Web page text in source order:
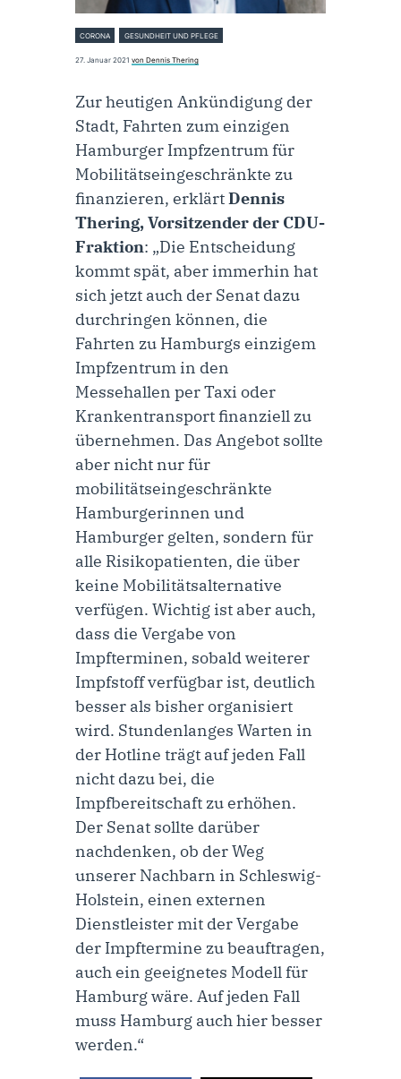
CORONA GESUNDHEIT UND PFLEGE
27. Januar 2021 von Dennis Thering
Zur heutigen Ankündigung der
Stadt, Fahrten zum einzigen
Hamburger Impfzentrum für
Mobilitätseingeschränkte zu
finanzieren, erklärtDennis
Thering, Vorsitzender der CDU-
Fraktion: „Die Entscheidung
kommt spät, aber immerhin hat
sich jetzt auch der Senat dazu
durchringen können, die
Fahrten zu Hamburgs einzigem
Impfzentrum in den
Messehallen per Taxi oder
Krankentransport finanziell zu
übernehmen. Das Angebot sollte
aber nicht nur für
mobilitätseingeschränkte
Hamburgerinnen und
Hamburger gelten, sondern für
alle Risikopatienten, die über
keine Mobilitätsalternative
verfügen. Wichtig ist aber auch,
dass die Vergabe von
Impfterminen, sobald weiterer
Impfstoff verfügbar ist, deutlich
besser als bisher organisiert
wird. Stundenlanges Warten in
der Hotline trägt auf jeden Fall
nicht dazu bei, die
Impfbereitschaft zu erhöhen.
Der Senat sollte darüber
nachdenken, ob der Weg
unserer Nachbarn in Schleswig-
Holstein, einen externen
Dienstleister mit der Vergabe
der Impftermine zu beauftragen,
auch ein geeignetes Modell für
Hamburg wäre. Auf jeden Fall
muss Hamburg auch hier besser
werden.“